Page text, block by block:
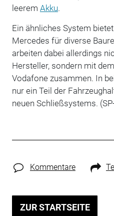
leerem Akku.
Ein ähnliches System
Mercedes für diverse
arbeiten dabei allerdings
Hersteller, sondern mit
Vodafone zusammen. In
nur ein Teil der
neuen Schließsystems.
Kommentare
ZUR STARTSEITE